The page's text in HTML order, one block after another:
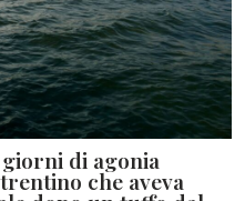
di agonia
che aveva